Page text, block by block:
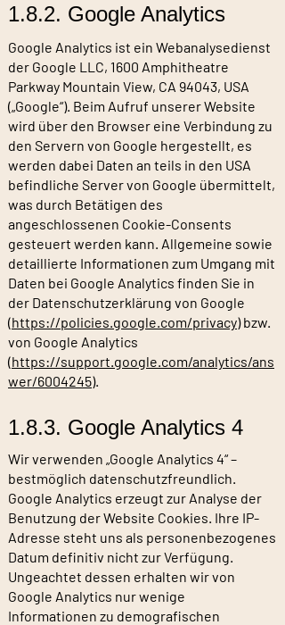
1.8.2. Google Analytics
Google Analytics ist ein Webanalysedienst
der Google LLC, 1600 Amphitheatre
Parkway Mountain View, CA 94043, USA
(„Google“). Beim Aufruf unserer Website
wird über den Browser eine Verbindung zu
den Servern von Google hergestellt, es
werden dabei Daten an teils in den USA
befindliche Server von Google übermittelt,
was durch Betätigen des
angeschlossenen Cookie-Consents
gesteuert werden kann. Allgemeine sowie
detaillierte Informationen zum Umgang mit
Daten bei Google Analytics finden Sie in
der Datenschutzerklärung von Google
(https://policies.google.com/privacy) bzw.
von Google Analytics
(https://support.google.com/analytics/ans
wer/6004245).
1.8.3. Google Analytics 4
Wir verwenden „Google Analytics 4“ –
bestmöglich datenschutzfreundlich.
Google Analytics erzeugt zur Analyse der
Benutzung der Website Cookies. Ihre IP-
Adresse steht uns als personenbezogenes
Datum definitiv nicht zur Verfügung.
Ungeachtet dessen erhalten wir von
Google Analytics nur wenige
Informationen zu demografischen